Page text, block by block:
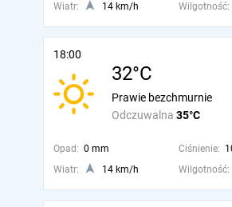
Wiatr:
14 km/h Wilgotność:
18:00
32°C
Odczuwalna 35°C
Prawie bezchmurnie
Opad: 0 mm Ciśnienie:
Wiatr:
14 km/h Wilgotność: